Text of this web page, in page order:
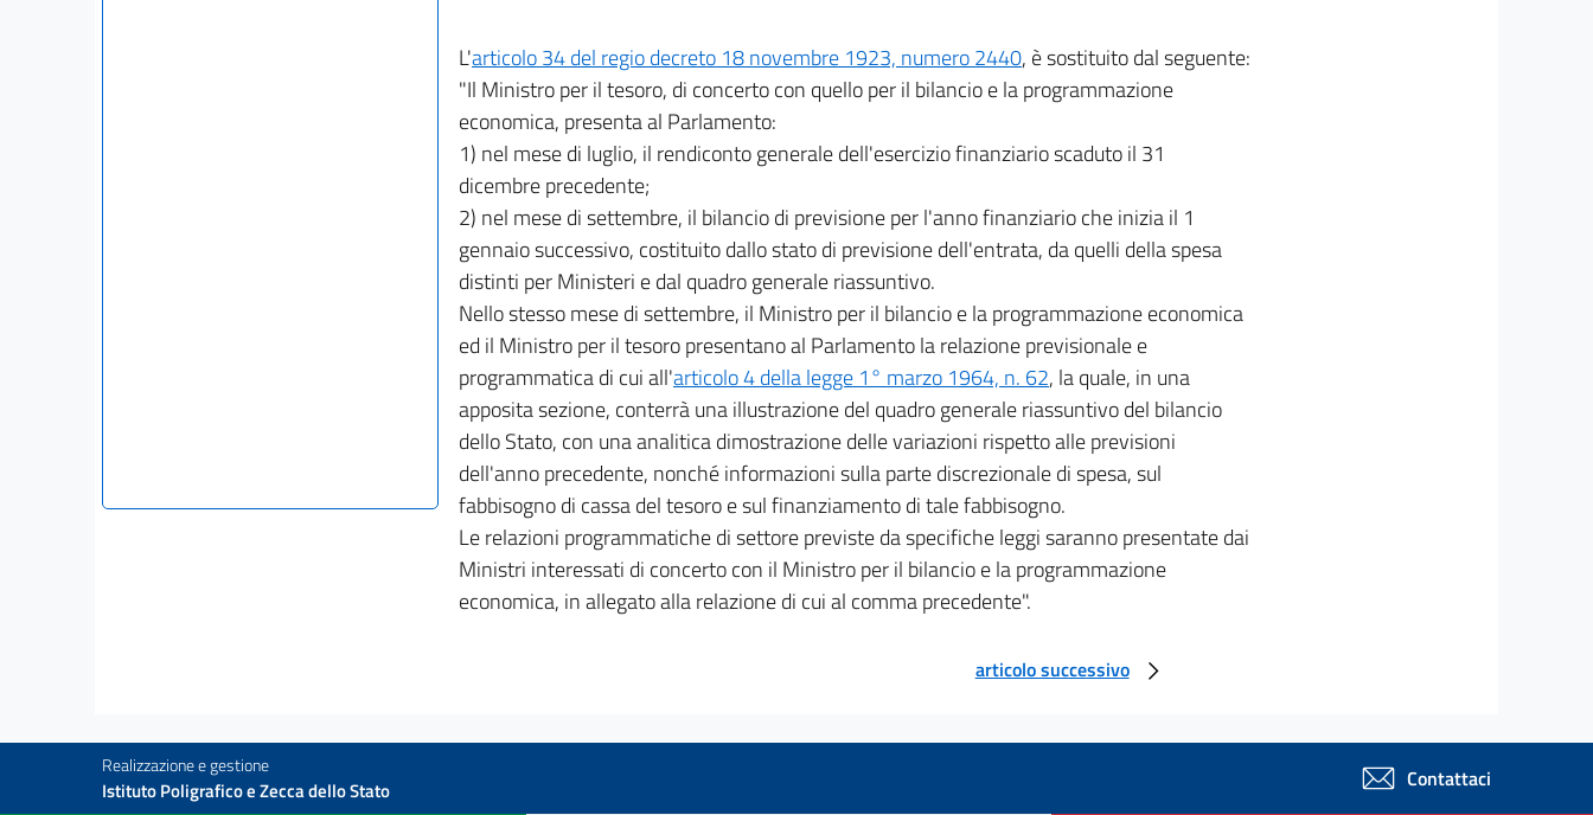
L'articolo 34 del regio decreto 18 novembre 1923, numero 2440, è sostituito dal seguente:
"Il Ministro per il tesoro, di concerto con quello per il bilancio e la programmazione
economica, presenta al Parlamento:
1) nel mese di luglio, il rendiconto generale dell'esercizio finanziario scaduto il 31
dicembre precedente;
2) nel mese di settembre, il bilancio di previsione per l'anno finanziario che inizia il 1
gennaio successivo, costituito dallo stato di previsione dell'entrata, da quelli della spesa
distinti per Ministeri e dal quadro generale riassuntivo.
Nello stesso mese di settembre, il Ministro per il bilancio e la programmazione economica
ed il Ministro per il tesoro presentano al Parlamento la relazione previsionale e
programmatica di cui all'articolo 4 della legge 1° marzo 1964, n. 62, la quale, in una
apposita sezione, conterrà una illustrazione del quadro generale riassuntivo del bilancio
dello Stato, con una analitica dimostrazione delle variazioni rispetto alle previsioni
dell'anno precedente, nonché informazioni sulla parte discrezionale di spesa, sul
fabbisogno di cassa del tesoro e sul finanziamento di tale fabbisogno.
Le relazioni programmatiche di settore previste da specifiche leggi saranno presentate dai
Ministri interessati di concerto con il Ministro per il bilancio e la programmazione
economica, in allegato alla relazione di cui al comma precedente".
articolo successivo
Realizzazione e gestione
Istituto Poligrafico e Zecca dello Stato Contattaci